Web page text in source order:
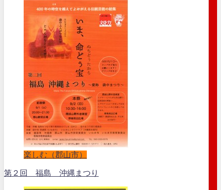
楽しむ（郡山市）
第２回 福島 沖縄まつり